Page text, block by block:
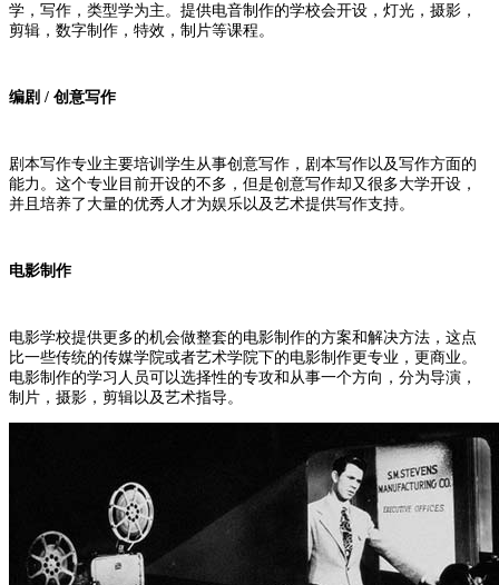
学，写作，类型学为主。提供电音制作的学校会开设，灯光，摄影，
剪辑，数字制作，特效，制片等课程。
编剧 / 创意写作
剧本写作专业主要培训学生从事创意写作，剧本写作以及写作方面的
能力。这个专业目前开设的不多，但是创意写作却又很多大学开设，
并且培养了大量的优秀人才为娱乐以及艺术提供写作支持。
电影制作
电影学校提供更多的机会做整套的电影制作的方案和解决方法，这点
比一些传统的传媒学院或者艺术学院下的电影制作更专业，更商业。
电影制作的学习人员可以选择性的专攻和从事一个方向，分为导演，
制片，摄影，剪辑以及艺术指导。